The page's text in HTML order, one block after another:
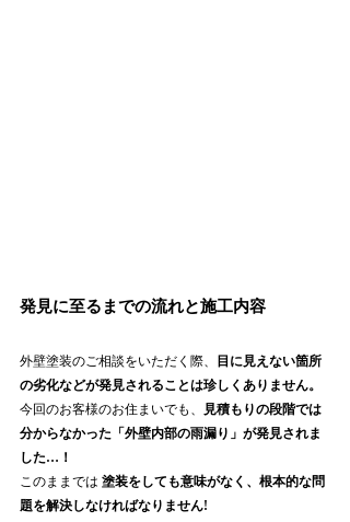
発見に至るまでの流れと施工内容
外壁塗装のご相談をいただく際、
目に見えない箇所
の劣化などが発見されることは珍しくありません。
今回のお客様のお住まいでも、
見積もりの段階では
分からなかった「外壁内部の雨漏り」が発見されま
した…！
このままでは 塗装をしても意味がなく、根本的な問
題を解決しなければなりません!